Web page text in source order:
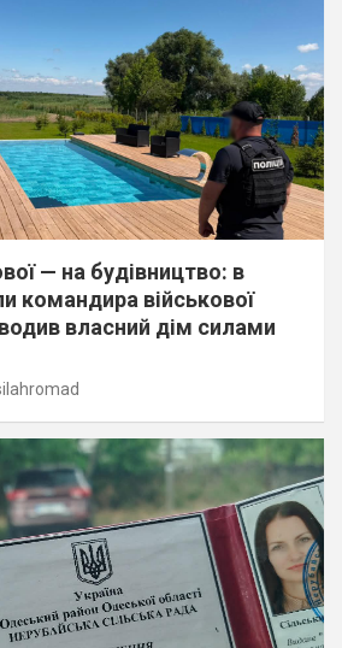
— на будівництво: в
командира військової
власний дім силами